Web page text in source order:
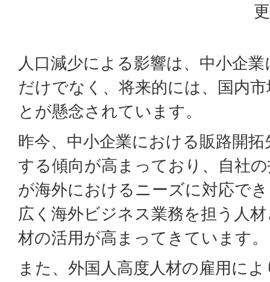
人口減少による影響は、中小企
だけでなく、将来的には、国内
とが懸念されています。
昨今、中小企業における販路開
する傾向が高まっており、自社
が海外におけるニーズに対応で
広く海外ビジネス業務を担う人
材の活用が高まってきています。
また、外国人高度人材の雇用に